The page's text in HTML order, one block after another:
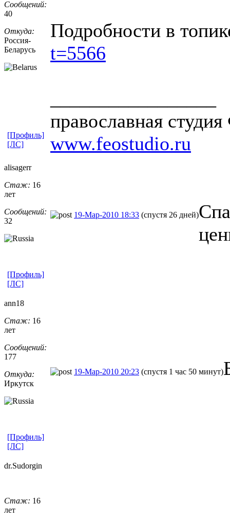
Сообщений:
40
Откуда:
Россия-
Белар​усь
Подробности в
t=5566
православная
www.feostudio.ru
[Профиль]
[ЛС]
alisagerr
Стаж: 16
лет
Сообщений:
32
19-Мар-2010 18:33 (спустя 26 дней)
[Профиль]
[ЛС]
ann18
Стаж: 16
лет
Сообщений:
177
Откуда:
Иркутск
19-Мар-2010 20:23 (спустя 1 час 50 минут)
[Профиль]
[ЛС]
dr.Sudorgin
Стаж: 16
лет